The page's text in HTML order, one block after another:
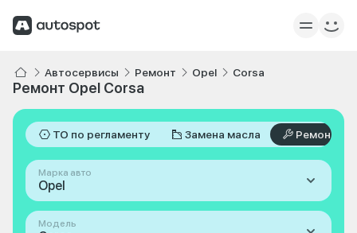
Автосервисы Ремонт Opel Corsa
Ремонт Opel Corsa
ТО по регламенту Замена масла Ремонт
Марка авто
Opel
Модель